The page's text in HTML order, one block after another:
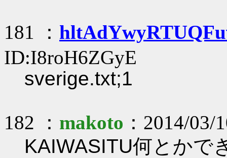
181 ：
ID:I8roH6ZGyE
sverige.txt;1
182 ： makoto ：2014/
KAIWASITU何とかで